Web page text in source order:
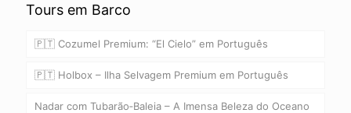
Tours em Barco
🇵🇹 Cozumel Premium: “El Cielo” em Português
🇵🇹 Holbox – Ilha Selvagem Premium em Português
Nadar com Tubarão‑Baleia – A Imensa Beleza do Oceano